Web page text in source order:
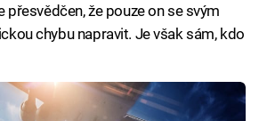
přesvědčen, že pouze on se svým
chybu napravit. Je však sám, kdo